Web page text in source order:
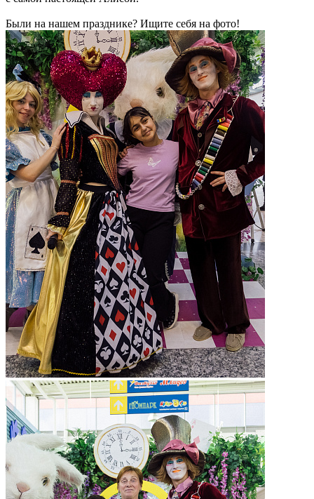
Были на нашем празднике? Ищите себя на фото!